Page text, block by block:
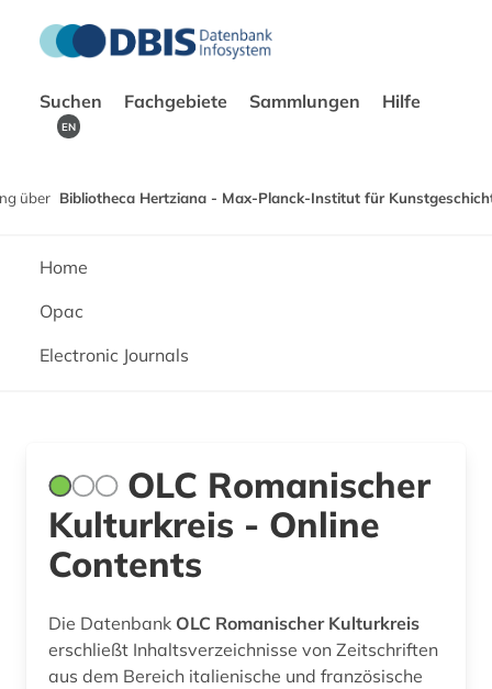
Suchen Fachgebiete Sammlungen Hilfe
EN
über Bibliotheca Hertziana - Max-Planck-Institut für
Home
Opac
Electronic Journals
OLC Romanischer
Kulturkreis - Online
Contents
Die Datenbank OLC Romanischer Kulturkreis
erschließt Inhaltsverzeichnisse von Zeitschriften
aus dem Bereich italienische und französische